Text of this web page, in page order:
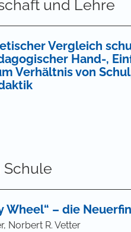
und Lehre
Vergleich
Hand-,
Verhältnis von
Schule
Wheel“ – die
Norbert R. Vetter